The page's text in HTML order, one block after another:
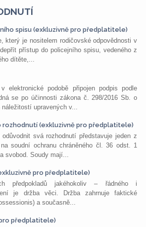
spisu (exkluzivně pro předplatitele)
který je nositelem rodičovské odpovědnosti v
přístup do policejního spisu, vedeného z
dítěte,...
elektronické podobě připojen podpis podle
se po účinnosti zákona č. 298/2016 Sb. o
upravených v...
rozhodnutí (exkluzivně pro předplatitele)
odůvodnit svá rozhodnutí představuje jeden z
soudní ochranu chráněného čl. 36 odst. 1
svobod. Soudy mají...
pro předplatitele)
předpokladů jakéhokoliv – řádného i
je držba věci. Držba zahrnuje faktické
a současně...
předplatitele)